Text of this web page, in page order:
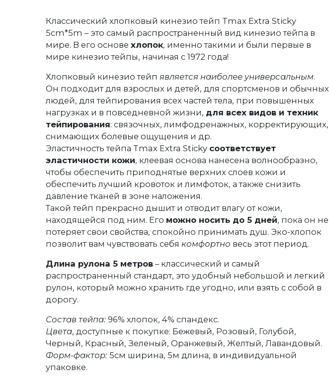
Классический хлопковый кинезио тейп Tmax Extra Sticky
5cm*5m – это самый распространенный вид кинезио тейпа в
мире. В его основе хлопок, именно такими и были первые в
мире кинезио тейпы, начиная с 1972 года!
Хлопковый кинезио тейп является наиболее универсальным.
Он подходит для взрослых и детей, для спортсменов и обычных
людей, для тейпирования всех частей тела, при повышенных
нагрузках и в повседневной жизни, для всех видов и техник
тейпирования: связочных, лимфодренажных, корректирующих,
снимающих болевые ощущения и др.
Эластичность тейпа Tmax Extra Sticky соответствует
эластичности кожи, клеевая основа нанесена волнообразно,
чтобы обеспечить приподнятые верхних слоев кожи и
обеспечить лучший кровоток и лимфоток, а также снизить
давление тканей в зоне наложения.
Такой тейп прекрасно дышит и отводит влагу от кожи,
находящейся под ним. Его можно носить до 5 дней, пока он не
потеряет свои свойства, спокойно принимать душ. Эко-хлопок
позволит вам чувствовать себя комфортно весь этот период.
Длина рулона 5 метров – классический и самый
распространенный стандарт, это удобный небольшой и легкий
рулон, который можно хранить где угодно, или взять с собой в
дорогу.
Состав тейпа: 96% хлопок, 4% спандекс.
Цвета, доступные к покупке: Бежевый, Розовый, Голубой,
Черный, Красный, Зеленый, Оранжевый, Желтый, Лавандовый.
Форм-фактор: 5см ширина, 5м длина, в индивидуальной
упаковке.